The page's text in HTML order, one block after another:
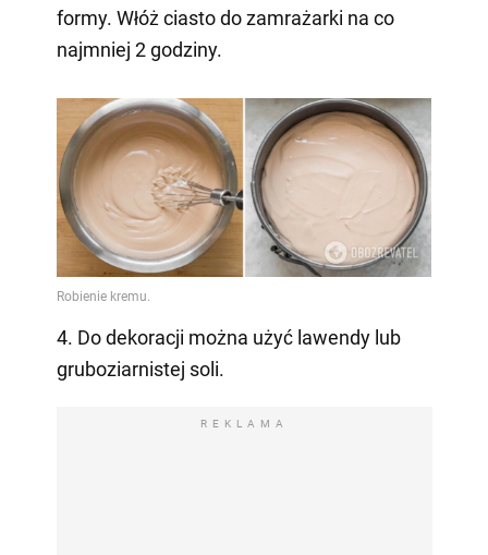
formy. Włóż ciasto do zamrażarki na co
najmniej 2 godziny.
4. Do dekoracji można użyć lawendy lub
gruboziarnistej soli.
REKLAMA